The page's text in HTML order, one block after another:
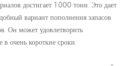
достигает 1000 тонн. Это дает
вариант пополнения запасов
Он может удовлетворить
в очень короткие сроки.